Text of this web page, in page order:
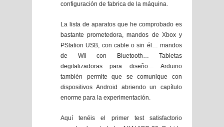
configuración de fabrica de la máquina.
La lista de aparatos que he comprobado es
bastante prometedora, mandos de Xbox y
PStation USB, con cable o sin él… mandos
de Wii con Bluetooth… Tabletas
degitalizadoras para diseño… Arduino
también permite que se comunique con
dispositivos Android abriendo un capítulo
enorme para la experimentación.
Aquí tenéis el primer test satisfactorio